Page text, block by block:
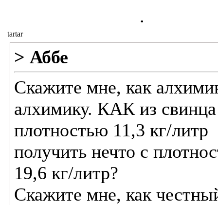
.
tartar
> Аббе
Скажите мне, как
алхимику. КАК из
плотностью 11,3 кг/литр
получить нечто с
19,6 кг/литр?
Скажите мне, как